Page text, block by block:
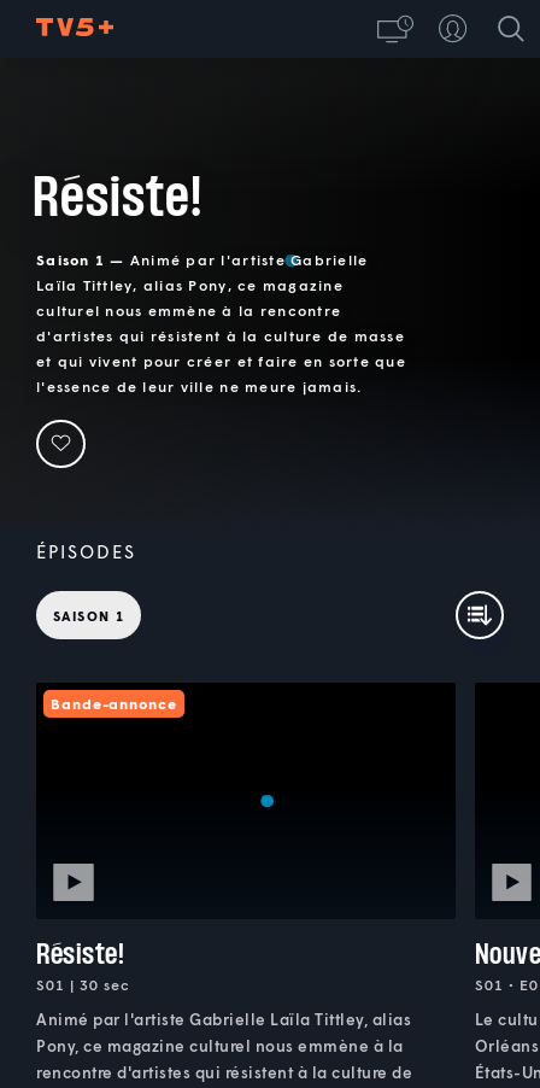
Résiste!
Saison 1 — Animé par l'artiste Gabrielle
Laïla Tittley, alias Pony, ce magazine
culturel nous emmène à la rencontre
d'artistes qui résistent à la culture de masse
et qui vivent pour créer et faire en sorte que
l'essence de leur ville ne meure jamais.
ÉPISODES
SAISON 1
Bande-annonce
Résiste!
S01 | 30 sec
Animé par l'artiste Gabrielle Laïla Tittley, alias
Pony, ce magazine culturel nous emmène à la
rencontre d'artistes qui résistent à la culture de
S01 •
Le
États-